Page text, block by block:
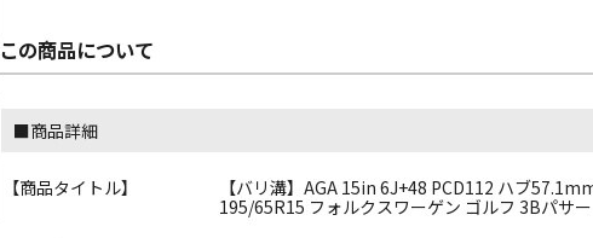
この商品について
■商品詳細
【商品タイトル】
【バリ溝】AGA 15in 6J+48 PCD112 ハブ
195/65R15 フォルクスワーゲン ゴルフ 3Bパサ